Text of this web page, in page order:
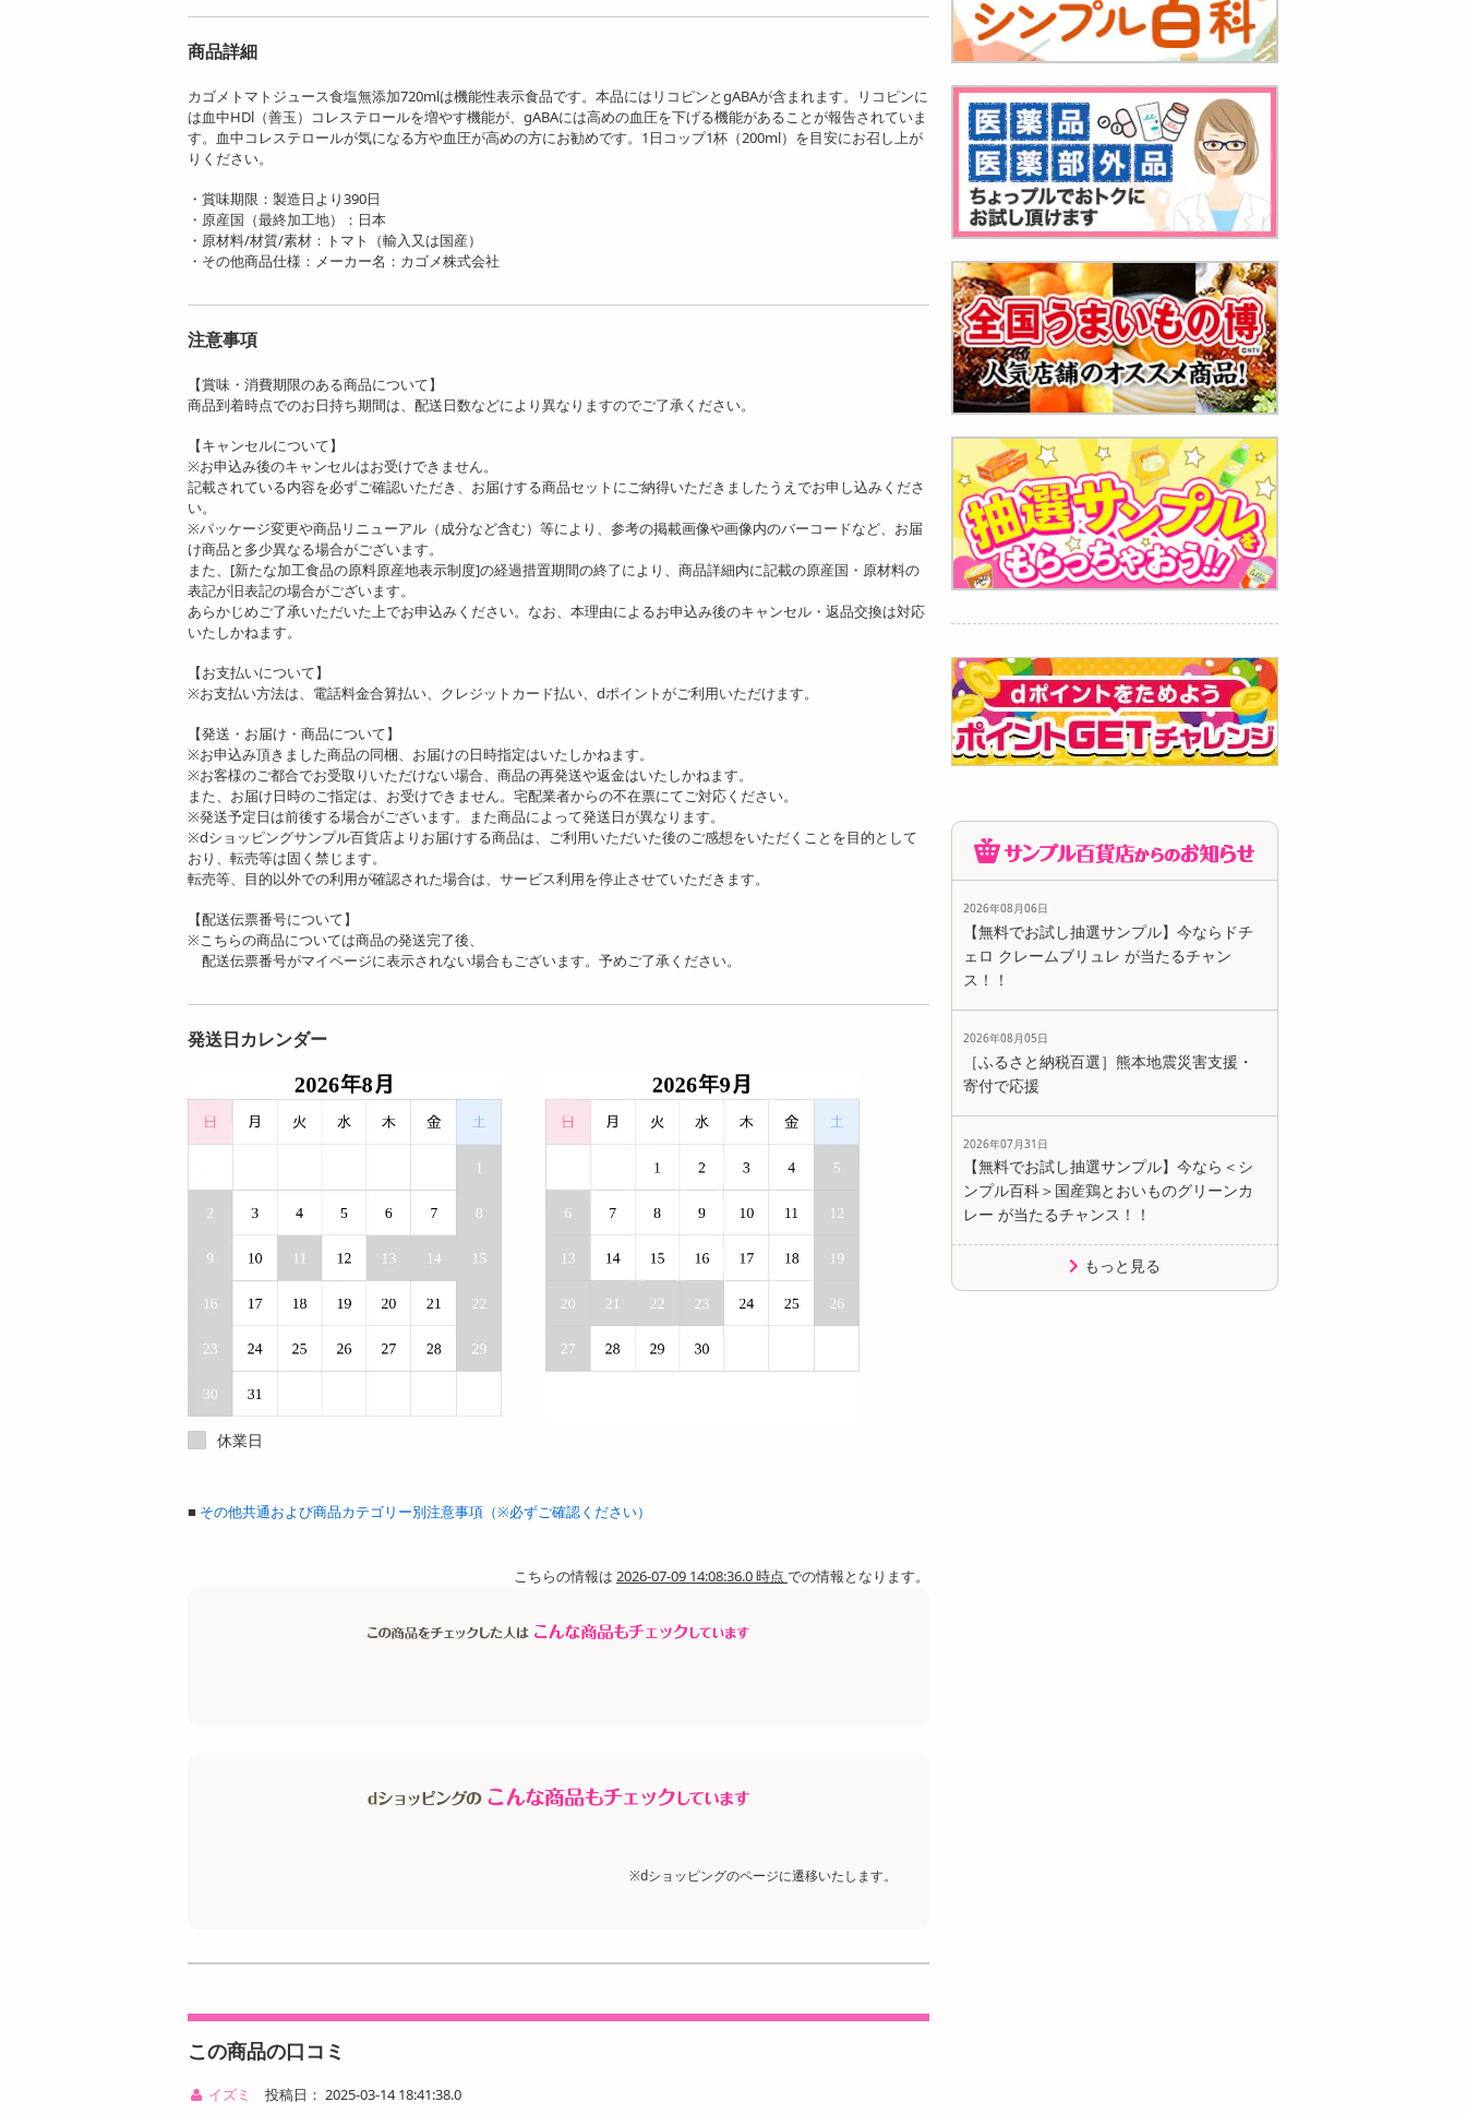
商品詳細
カゴメトマトジュース食塩無添加720mlは機能性表示食品です。本品にはリコピンとgABAが含まれます。リコピンに
は血中HDl（善玉）コレステロールを増やす機能が、gABAには高めの血圧を下げる機能があることが報告されていま
す。血中コレステロールが気になる方や血圧が高めの方にお勧めです。1日コップ1杯（200ml）を目安にお召し上が
りください。
・賞味期限：製造日より390日
・原産国（最終加工地）：日本
・原材料/材質/素材：トマト（輸入又は国産）
・その他商品仕様：メーカー名：カゴメ株式会社
注意事項
【賞味・消費期限のある商品について】
商品到着時点でのお日持ち期間は、配送日数などにより異なりますのでご了承ください。
【キャンセルについて】
※お申込み後のキャンセルはお受けできません。
記載されている内容を必ずご確認いただき、お届けする商品セットにご納得いただきましたうえでお申し込みくださ
い。
※パッケージ変更や商品リニューアル（成分など含む）等により、参考の掲載画像や画像内のバーコードなど、お届
け商品と多少異なる場合がございます。
また、[新たな加工食品の原料原産地表示制度]の経過措置期間の終了により、商品詳細内に記載の原産国・原材料の
表記が旧表記の場合がございます。
あらかじめご了承いただいた上でお申込みください。なお、本理由によるお申込み後のキャンセル・返品交換は対応
いたしかねます。
【お支払いについて】
※お支払い方法は、電話料金合算払い、クレジットカード払い、dポイントがご利用いただけます。
【発送・お届け・商品について】
※お申込み頂きました商品の同梱、お届けの日時指定はいたしかねます。
※お客様のご都合でお受取りいただけない場合、商品の再発送や返金はいたしかねます。
また、お届け日時のご指定は、お受けできません。宅配業者からの不在票にてご対応ください。
※発送予定日は前後する場合がございます。また商品によって発送日が異なります。
※dショッピングサンプル百貨店よりお届けする商品は、ご利用いただいた後のご感想をいただくことを目的として
おり、転売等は固く禁じます。
転売等、目的以外での利用が確認された場合は、サービス利用を停止させていただきます。
【配送伝票番号について】
※こちらの商品については商品の発送完了後、
配送伝票番号がマイページに表示されない場合もございます。予めご了承ください。
発送日カレンダー
休業日
■ その他共通および商品カテゴリー別注意事項（※必ずご確認ください）
こちらの情報は 2026-07-09 14:08:36.0 時点 での情報となります。
※dショッピングのページに遷移いたします。
この商品の口コミ
イズミ 投稿日： 2025-03-14 18:41:38.0
2026年08月06日
【無料でお試し抽選サンプル】今ならドチ
ェロ クレームブリュレ が当たるチャン
ス！！
2026年08月05日
［ふるさと納税百選］熊本地震災害支援・
寄付で応援
2026年07月31日
【無料でお試し抽選サンプル】今なら＜シ
ンプル百科＞国産鶏とおいものグリーンカ
レー が当たるチャンス！！
もっと見る